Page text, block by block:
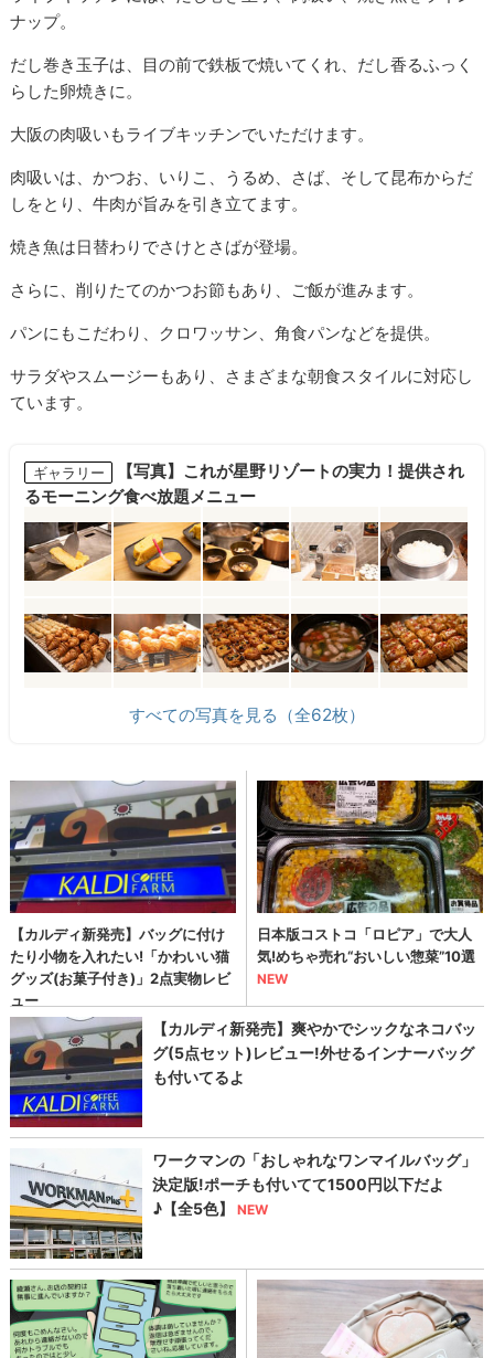
ナップ。
だし巻き玉子は、目の前で鉄板で焼いてくれ、だし香るふっく
らした卵焼きに。
大阪の肉吸いもライブキッチンでいただけます。
肉吸いは、かつお、いりこ、うるめ、さば、そして昆布からだ
しをとり、牛肉が旨みを引き立てます。
焼き魚は日替わりでさけとさばが登場。
さらに、削りたてのかつお節もあり、ご飯が進みます。
パンにもこだわり、クロワッサン、角食パンなどを提供。
サラダやスムージーもあり、さまざまな朝食スタイルに対応し
ています。
ギャラリー
【写真】これが星野リゾートの実力！提供され
るモーニング食べ放題メニュー
すべての写真を見る（全62枚）